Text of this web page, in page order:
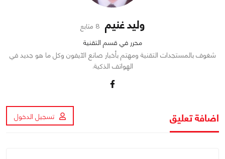
وليد غنيم 8 متابع
محرر في قسم التقنية
شغوف بالمستجدات التقنية ومهتم بأخبار صانع الآيفون وكل ما هو جديد في
الهواتف الذكية.
اضافة تعليق تسجيل الدخول